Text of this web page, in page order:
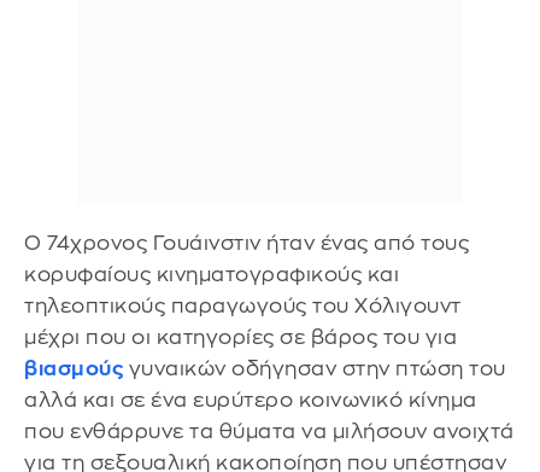
Ο 74χρονος Γουάινστιν ήταν ένας από τους
κορυφαίους κινηματογραφικούς και
τηλεοπτικούς παραγωγούς του Χόλιγουντ
μέχρι που οι κατηγορίες σε βάρος του για
βιασμούς γυναικών οδήγησαν στην πτώση του
αλλά και σε ένα ευρύτερο κοινωνικό κίνημα
που ενθάρρυνε τα θύματα να μιλήσουν ανοιχτά
για τη σεξουαλική κακοποίηση που υπέστησαν